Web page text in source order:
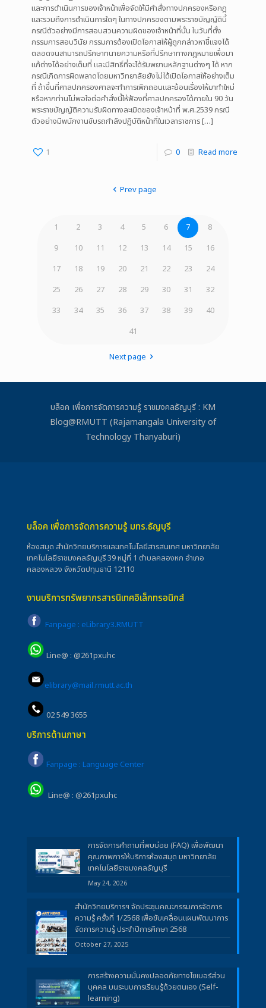
และการดำเนินการของเจ้าหน้าเพื่อจัดให้มีคำสั่งทางปกครองหรือกฎ
และรวมถึงการดำเนินการใดๆ ในทางปกครองตามพระราชบัญญัตินี้
กรณีตัวอย่างมีการสอบสวนความผิดของเจ้าหน้าที่นั้น ในวันที่ตั้ง
กรรมการสอบวินัย กรรมการต้องเปิดโอกาสให้ผู้ถูกกล่าวหาชี้แจงได้
ตลอดจนสามารถปรึกษาทนายความหรือที่ปรึกษาทางกฎหมายเพื่อมา
แก้ต่างได้อย่างเต็มที่ และมีสิทธิ์ที่จะได้รับพยานหลักฐานต่างๆ ได้ หาก
กรณีเกิดการผิดพลาดโดยมหาวิทยาลัยยังไม่ได้เปิดโอกาสให้อย่างเต็ม
ที่ ถ้าขึ้นที่ศาลปกครองศาลจะทำการเพิกถอนและย้อนเรื่องให้มาทำใหม่
หรือหากท่านไม่พอใจต่อคำสั่งนี้ให้ฟ้องที่ศาลปกครองได้ภายใน 90 วัน
พระราชบัญญัติความรับผิดทางละเมิดของเจ้าหน้าที่ พ.ศ.2539 กรณี
ตัวอย่างมีพนักงานขับรถกำลังปฏิบัติหน้าที่ในเวลาราชการ[…]
1 0 Read more
Prev page
1 2 3 4 5 6 7
8
9
10 11 12 13 14 15
16
17
18 19 20 21 22 23
24
25
26 27 28 29 30 31
32
33
34 35 36 37 38 39
40
41
Next page
บล็อค เพื่อการจัดการความรู้ ราชมงคลธัญบุรี : KM
Blog@RMUTT (Rajamangala University of
Technology Thanyaburi)
บล็อค เพื่อการจัดการความรู้ มทร.ธัญบุรี
ห้องสมุด สำนักวิทยบริการและเทคโนโลยีสารสนเทศ มหาวิทยาลัย
เทคโนโลยีราชมงคลธัญบุรี 39 หมู่ที่ 1 ตำบลคลองหก อำเภอ
คลองหลวง จังหวัดปทุมธานี 12110
งานบริการทรัพยากรสารนิเทศอิเล็กทรอนิกส์
Fanpage : eLibrary3.RMUTT
Line@ : @261pxuhc
elibrary@mail.rmutt.ac.th
02 549 3655
บริการด้านภาษา
Fanpage : Language Center
Line@ : @261pxuhc
การจัดการคำถามที่พบบ่อย (FAQ) เพื่อพัฒนา
คุณภาพการให้บริการห้องสมุด มหาวิทยาลัย
เทคโนโลยีราชมงคลธัญบุรี
May 24, 2026
สำนักวิทยบริการฯ จัดประชุมคณะกรรมการจัดการ
ความรู้ ครั้งที่ 1/2568 เพื่อขับเคลื่อนแผนพัฒนาการ
จัดการความรู้ ประจำปีการศึกษา 2568
October 27, 2025
การสร้างความมั่นคงปลอดภัยทางไซเบอร์ส่วน
บุคคล บนระบบการเรียนรู้ด้วยตนเอง (Self-
learning)